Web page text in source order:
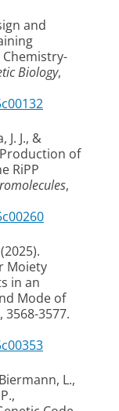
and
Biology,
J. J., &
of
RiPP
,
(2025).
Moiety
in an
Mode of
3568-3577.
L.,
,